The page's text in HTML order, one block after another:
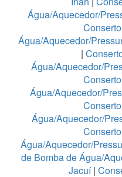
Água/Aquecedor/
Água/Aquecedor/
|
Água/Aquecedor/
Água/Aquecedor/
Água/Aquecedor/
Água/Aquecedor/
de Bomba de Água/
Jacuí|